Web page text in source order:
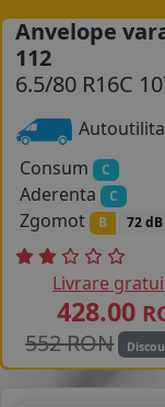
Anvelope
112
6.5/80 R16C
Consum
C
Aderenta C
Zgomot B 72 dB
Livrare
428.00
552 RON